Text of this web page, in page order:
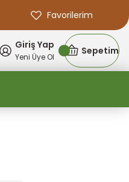
Favorilerim
Giriş Yap
Yeni Üye Ol
Sepetim